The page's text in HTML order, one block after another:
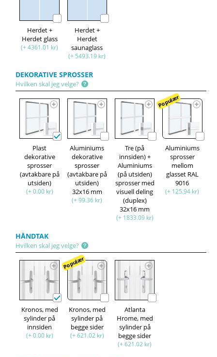
Herdet +
Herdet glass
(+ 4361.01 kr)
Herdet +
Herdet
saunaglass
(+ 5493.19 kr)
DEKORATIVE SPROSSER
Hvilken skal jeg velge?
Plast
dekorative
sprosser
(avtakbare på
utsiden)
(+ 0.00 kr)
Aluminiums
dekorative
sprosser
(avtakbare på
utsiden)
32x16 mm
(+ 99.36 kr)
Tre (på
innsiden) +
Aluminiums
(på utsiden)
sprosser med
visuell deling
(duplex)
32x16 mm
(+ 1833.09 kr)
Populær
Aluminiums
sprosser
mellom
glasset RAL
9016
(+ 125.94 kr)
HÅNDTAK
Hvilken skal jeg velge?
Kronos, med
sylinder på
innsiden
(+ 0.00 kr)
Populær
Kronos, med
sylinder på
begge sider
(+ 621.02 kr)
Atlanta
Hrome, med
sylinder på
begge sider
(+ 621.02 kr)